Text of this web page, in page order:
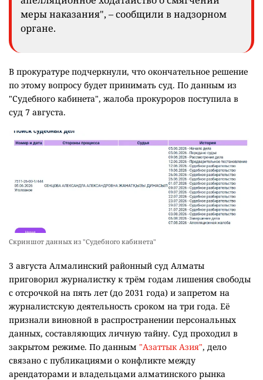
меры наказания", – сообщили в надзорном
органе.
В прокуратуре подчеркнули, что окончательное решение
по этому вопросу будет принимать суд. По данным из
"Судебного кабинета", жалоба прокуроров поступила в
суд 7 августа.
Скриншот данных из "Судебного кабинета"
3 августа Алмалинский районный суд Алматы
приговорил журналистку к трём годам лишения свободы
с отсрочкой на пять лет (до 2031 года) и запретом на
журналистскую деятельность сроком на три года. Её
признали виновной в распространении персональных
данных, составляющих личную тайну. Суд проходил в
закрытом режиме. По данным "Азаттык Азия", дело
связано с публикациями о конфликте между
арендаторами и владельцами алматинского рынка